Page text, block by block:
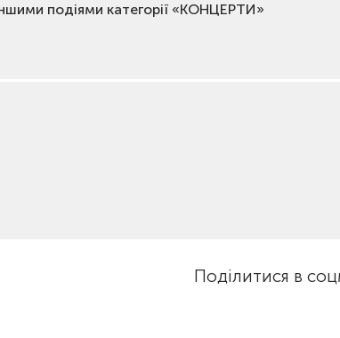
подіями категорії «КОНЦЕРТИ»
Поділитися в